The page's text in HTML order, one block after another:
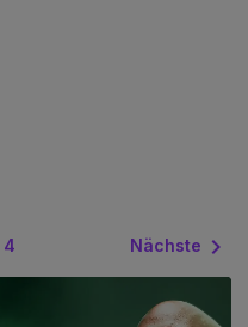
4 Nächste 